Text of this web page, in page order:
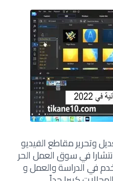
وتحرير مقاطع الفيديو
في سوق العمل الحر
في الدراسة والعمل و